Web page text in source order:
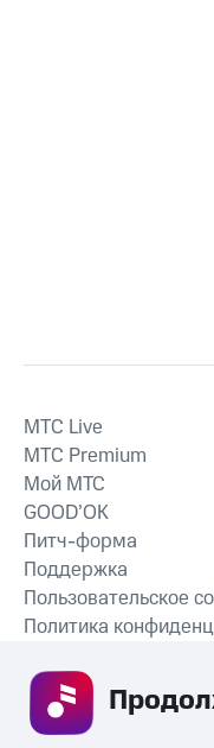
MTС Live
MTС Premium
Мой МТС
GOOD’OK
Питч-форма
Поддержка
Пользовательское
Политика